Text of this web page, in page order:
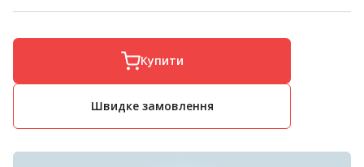
Купити
Швидке замовлення